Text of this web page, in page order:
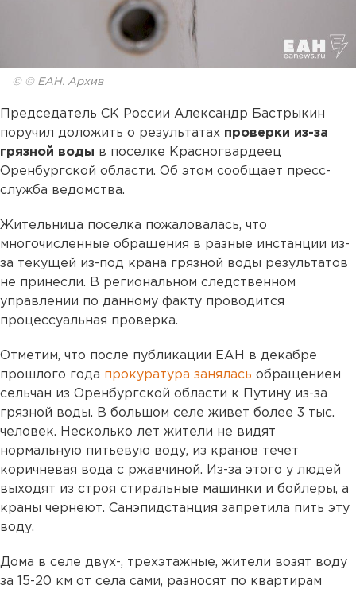
© © ЕАН. Архив
Председатель СК России Александр Бастрыкин
поручил доложить о результатах проверки из-за
грязной воды в поселке Красногвардеец
Оренбургской области. Об этом сообщает пресс-
служба ведомства.
Жительница поселка пожаловалась, что
многочисленные обращения в разные инстанции из-
за текущей из-под крана грязной воды результатов
не принесли. В региональном следственном
управлении по данному факту проводится
процессуальная проверка.
Отметим, что после публикации ЕАН в декабре
прошлого года прокуратура занялась обращением
сельчан из Оренбургской области к Путину из-за
грязной воды. В большом селе живет более 3 тыс.
человек. Несколько лет жители не видят
нормальную питьевую воду, из кранов течет
коричневая вода с ржавчиной. Из-за этого у людей
выходят из строя стиральные машинки и бойлеры, а
краны чернеют. Санэпидстанция запретила пить эту
воду.
Дома в селе двух-, трехэтажные, жители возят воду
за 15-20 км от села сами, разносят по квартирам